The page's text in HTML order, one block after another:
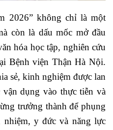
2026” không chỉ là một
còn là dấu mốc mở đầu
hóa học tập, nghiên cứu
Bệnh viện Thận Hà Nội.
sẻ, kinh nghiệm được lan
dụng vào thực tiễn và
trưởng thành để phụng
nhiệm, y đức và năng lực